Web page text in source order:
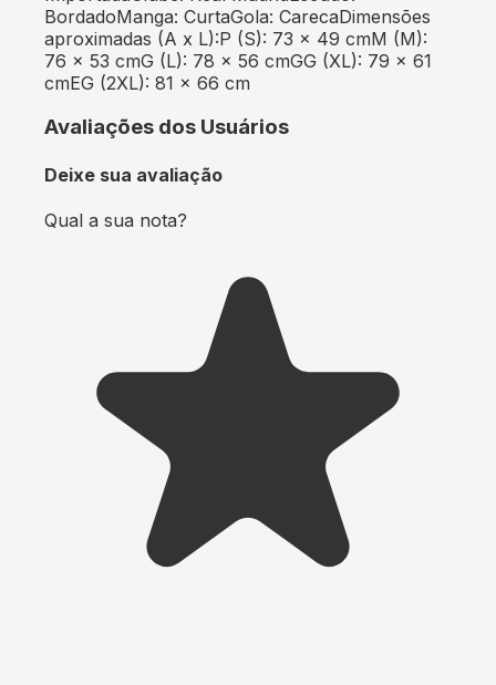
BordadoManga: CurtaGola: CarecaDimensões
aproximadas (A x L):P (S): 73 x 49 cmM (M):
76 x 53 cmG (L): 78 x 56 cmGG (XL): 79 x 61
cmEG (2XL): 81 x 66 cm
Avaliações dos Usuários
Deixe sua avaliação
Qual a sua nota?